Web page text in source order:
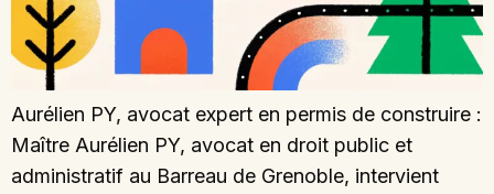
Aurélien PY, avocat expert en permis de construire :
Maître Aurélien PY, avocat en droit public et
administratif au Barreau de Grenoble, intervient